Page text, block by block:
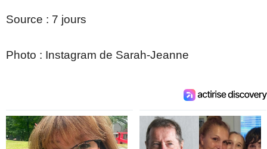
Source : 7 jours
Photo : Instagram de Sarah-Jeanne